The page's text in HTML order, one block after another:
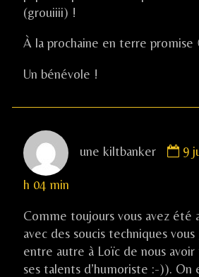
(grouiiii) !
À la prochaine en terre promise
Un bénévole !
une kiltbanker
by
9
h 04 min
Comme toujours vous avez été
avec des soucis techniques
entre autre à Loïc de nous
ses talents d’humoriste :-)). On